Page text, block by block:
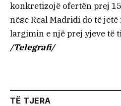
konkretizojë ofertën prej
nëse Real Madridi do të
largimin e një prej yjeve të
/Telegrafi/
TË TJERA